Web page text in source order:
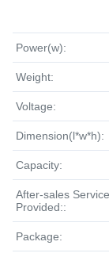
Power(w):
Weight:
Voltage:
Dimension(l*w*h):
Capacity:
After-sales Service
Provided::
Package: